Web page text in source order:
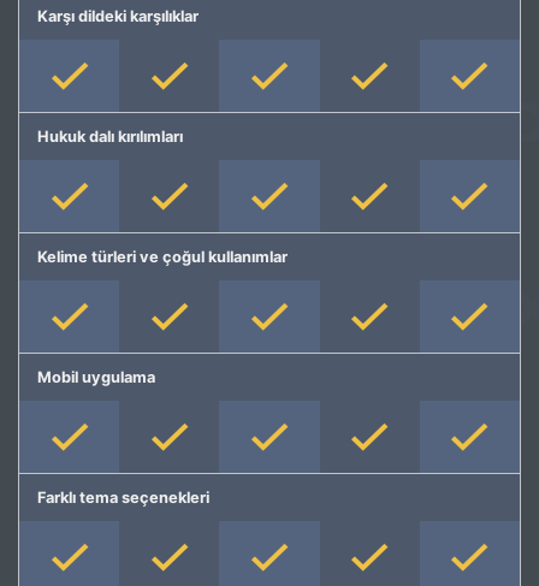
Karşı dildeki karşılıklar
Hukuk dalı kırılımları
Kelime türleri ve çoğul kullanımlar
Mobil uygulama
Farklı tema seçenekleri